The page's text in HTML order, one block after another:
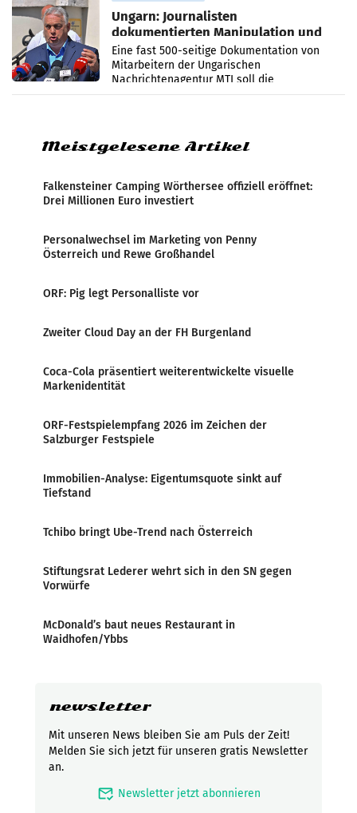
Ungarn: Journalisten
dokumentierten Manipulation und
Zensur
Eine fast 500-seitige Dokumentation von
Mitarbeitern der Ungarischen
Nachrichtenagentur MTI soll die
systematische Nachrichten-Manipulation und
Meistgelesene Artikel
Falkensteiner Camping Wörthersee offiziell eröffnet:
Drei Millionen Euro investiert
Personalwechsel im Marketing von Penny
Österreich und Rewe Großhandel
ORF: Pig legt Personalliste vor
Zweiter Cloud Day an der FH Burgenland
Coca-Cola präsentiert weiterentwickelte visuelle
Markenidentität
ORF-Festspielempfang 2026 im Zeichen der
Salzburger Festspiele
Immobilien-Analyse: Eigentumsquote sinkt auf
Tiefstand
Tchibo bringt Ube-Trend nach Österreich
Stiftungsrat Lederer wehrt sich in den SN gegen
Vorwürfe
McDonald’s baut neues Restaurant in
Waidhofen/Ybbs
newsletter
Mit unseren News bleiben Sie am Puls der Zeit!
Melden Sie sich jetzt für unseren gratis Newsletter
an.
mark_email_read Newsletter jetzt abonnieren